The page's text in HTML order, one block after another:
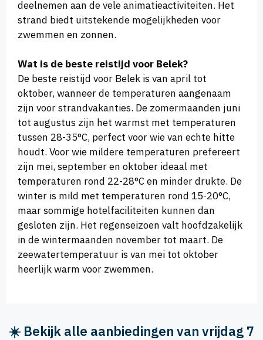
deelnemen aan de vele animatieactiviteiten. Het
strand biedt uitstekende mogelijkheden voor
zwemmen en zonnen.
Wat is de beste reistijd voor Belek?
De beste reistijd voor Belek is van april tot
oktober, wanneer de temperaturen aangenaam
zijn voor strandvakanties. De zomermaanden juni
tot augustus zijn het warmst met temperaturen
tussen 28-35°C, perfect voor wie van echte hitte
houdt. Voor wie mildere temperaturen prefereert
zijn mei, september en oktober ideaal met
temperaturen rond 22-28°C en minder drukte. De
winter is mild met temperaturen rond 15-20°C,
maar sommige hotelfaciliteiten kunnen dan
gesloten zijn. Het regenseizoen valt hoofdzakelijk
in de wintermaanden november tot maart. De
zeewatertemperatuur is van mei tot oktober
heerlijk warm voor zwemmen.
☀️ Bekijk alle aanbiedingen van vrijdag 7